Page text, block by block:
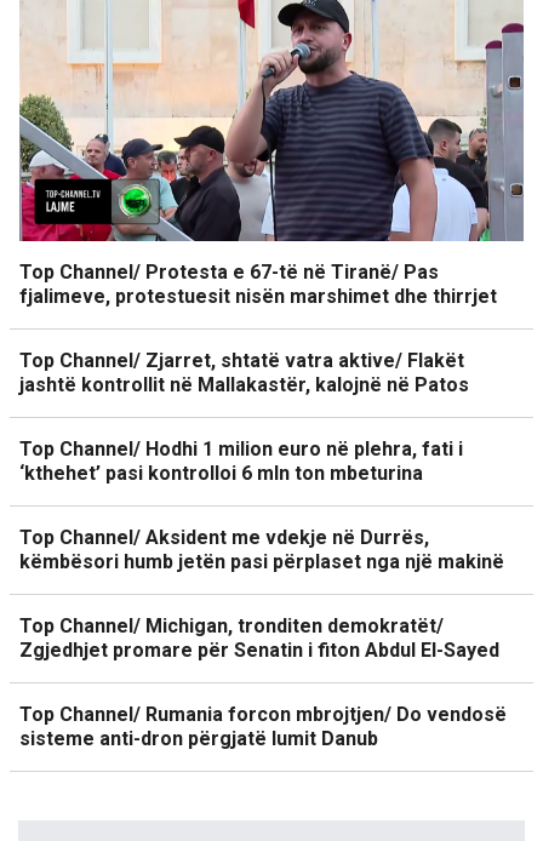
Top Channel/ Protesta e 67-të në Tiranë/ Pas
fjalimeve, protestuesit nisën marshimet dhe thirrjet
Top Channel/ Zjarret, shtatë vatra aktive/ Flakët
jashtë kontrollit në Mallakastër, kalojnë në Patos
Top Channel/ Hodhi 1 milion euro në plehra, fati i
‘kthehet’ pasi kontrolloi 6 mln ton mbeturina
Top Channel/ Aksident me vdekje në Durrës,
këmbësori humb jetën pasi përplaset nga një makinë
Top Channel/ Michigan, tronditen demokratët/
Zgjedhjet promare për Senatin i fiton Abdul El-Sayed
Top Channel/ Rumania forcon mbrojtjen/ Do vendosë
sisteme anti-dron përgjatë lumit Danub